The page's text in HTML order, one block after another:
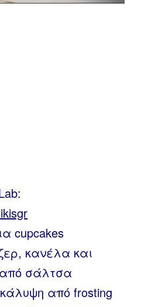
cupcakes
κανέλα και
σάλτσα
από frosting